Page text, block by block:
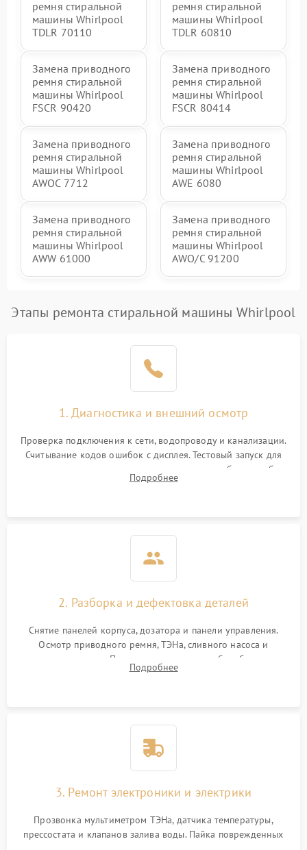
ремня стиральной
машины Whirlpool
TDLR 70110
ремня стиральной
машины Whirlpool
TDLR 60810
Замена приводного
ремня стиральной
машины Whirlpool
FSCR 90420
Замена приводного
ремня стиральной
машины Whirlpool
FSCR 80414
Замена приводного
ремня стиральной
машины Whirlpool
AWOC 7712
Замена приводного
ремня стиральной
машины Whirlpool
AWE 6080
Замена приводного
ремня стиральной
машины Whirlpool
AWW 61000
Замена приводного
ремня стиральной
машины Whirlpool
AWO/C 91200
Этапы ремонта стиральной машины Whirlpool
1. Диагностика и внешний осмотр
Проверка подключения к сети, водопроводу и канализации.
Считывание кодов ошибок с дисплея. Тестовый запуск для
выявления посторонних шумов, протечек или сбоев в работе
электронного модуля управления.
Подробнее
2. Разборка и дефектовка деталей
Снятие панелей корпуса, дозатора и панели управления.
Осмотр приводного ремня, ТЭНа, сливного насоса и
амортизаторов. Проверка подшипников барабана и
крестовины на износ, а манжеты люка на разрывы.
Подробнее
3. Ремонт электроники и электрики
Прозвонка мультиметром ТЭНа, датчика температуры,
прессостата и клапанов залива воды. Пайка поврежденных